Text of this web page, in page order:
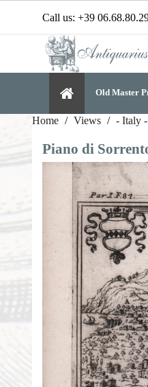
Call us: +39
Old Master
Home Views - Italy -
Piano di